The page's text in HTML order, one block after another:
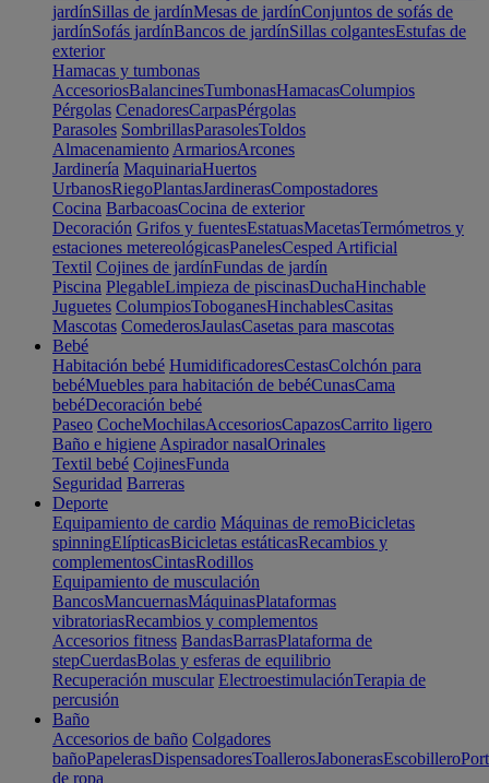
jardínSillas de jardínMesas de jardínConjuntos de sofás de
jardínSofás jardínBancos de jardínSillas colgantesEstufas de
exterior
Hamacas y tumbonas
AccesoriosBalancinesTumbonasHamacasColumpios
Pérgolas CenadoresCarpasPérgolas
Parasoles SombrillasParasolesToldos
Almacenamiento ArmariosArcones
Jardinería MaquinariaHuertos
UrbanosRiegoPlantasJardinerasCompostadores
Cocina BarbacoasCocina de exterior
Decoración Grifos y fuentesEstatuasMacetasTermómetros y
estaciones metereológicasPanelesCesped Artificial
Textil Cojines de jardínFundas de jardín
Piscina PlegableLimpieza de piscinasDuchaHinchable
Juguetes ColumpiosToboganesHinchablesCasitas
Mascotas ComederosJaulasCasetas para mascotas
Bebé
Habitación bebé HumidificadoresCestasColchón para
bebéMuebles para habitación de bebéCunasCama
bebéDecoración bebé
Paseo CocheMochilasAccesoriosCapazosCarrito ligero
Baño e higiene Aspirador nasalOrinales
Textil bebé CojinesFunda
Seguridad Barreras
Deporte
Equipamiento de cardio Máquinas de remoBicicletas
spinningElípticasBicicletas estáticasRecambios y
complementosCintasRodillos
Equipamiento de musculación
BancosMancuernasMáquinasPlataformas
vibratoriasRecambios y complementos
Accesorios fitness BandasBarrasPlataforma de
stepCuerdasBolas y esferas de equilibrio
Recuperación muscular ElectroestimulaciónTerapia de
percusión
Baño
Accesorios de baño Colgadores
bañoPapelerasDispensadoresToallerosJabonerasEscobillero
de ropa